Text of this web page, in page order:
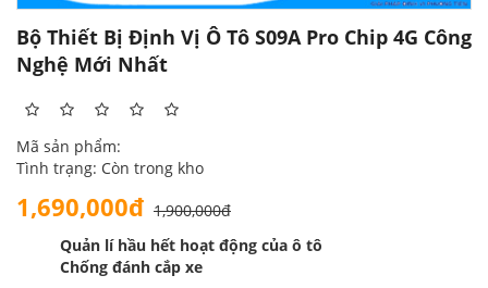
Bộ Thiết Bị Định Vị Ô Tô S09A Pro Chip 4G Công
Nghệ Mới Nhất
Mã sản phẩm:
Tình trạng: Còn trong kho
1,690,000đ 1,900,000đ
Quản lí hầu hết hoạt động của ô tô
Chống đánh cắp xe